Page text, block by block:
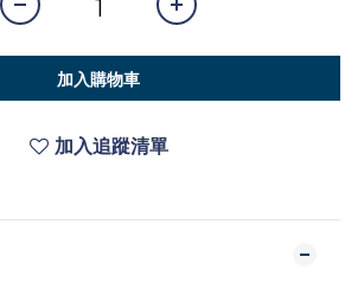
加入購物車
加入追蹤清單